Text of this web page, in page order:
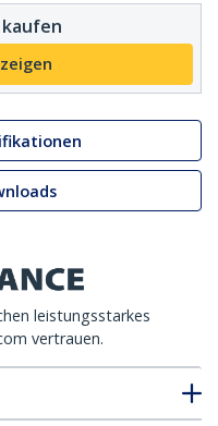
leistungsstarkes
vertrauen.